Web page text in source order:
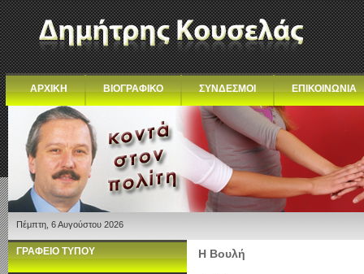
ΑΡΧΙΚΗ ΒΙΟΓΡΑΦΙΚΟ ΣΥΝΔΕΣΜΟΙ ΕΠΙΚΟΙΝΩΝΙΑ
Πέμπτη, 6 Αυγούστου 2026
ΓΡΑΦΕΙΟ ΤΥΠΟΥ Η Βουλή